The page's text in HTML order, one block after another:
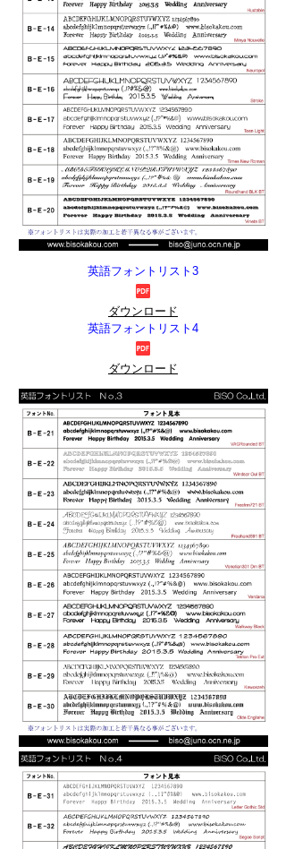
英語フォントリスト3
ダウンロード
英語フォントリスト4
ダウンロード